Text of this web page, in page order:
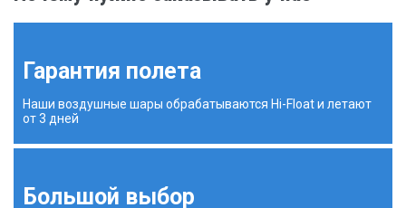
Гарантия полета
Наши воздушные шары обрабатываются Hi-Float и летают
от 3 дней
Большой выбор